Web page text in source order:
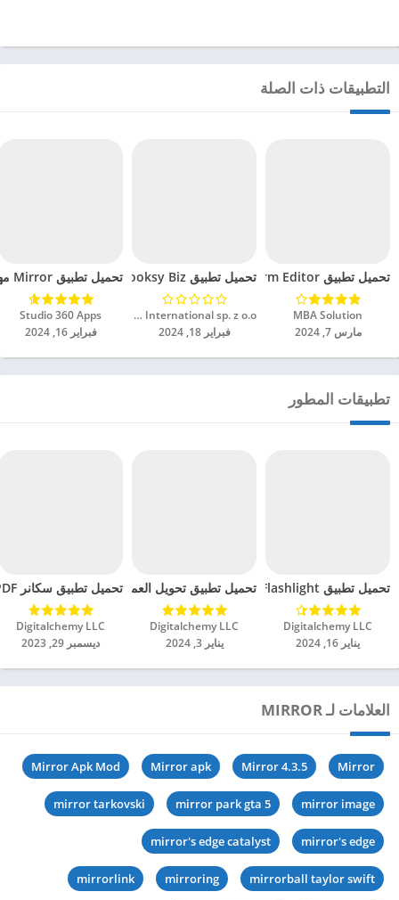
التطبيقات ذات الصلة
تحميل تطبيق Police Uniform Editor مهكر للاندرويد 2024
MBA Solution‏
مارس 7, 2024
تحميل تطبيق Booksy Biz مهكر للاندرويد 2024
Booksy International sp. z o.o.‏
فبراير 18, 2024
تحميل تطبيق Mirror مهكر للاندرويد 2024
Studio 360 Apps‏
فبراير 16, 2024
تطبيقات المطور
تحميل تطبيق Magnifier Plus with Flashlight مهكر للاندرويد 2024
Digitalchemy LLC‏
يناير 16, 2024
تحميل تطبيق تحويل العملات Plus مهكر للاندرويد 2024
Digitalchemy LLC‏
يناير 3, 2024
تحميل تطبيق سكانر PDF مهكر للاندرويد 2024
Digitalchemy LLC‏
ديسمبر 29, 2023
العلامات لـ MIRROR
Mirror
Mirror 4.3.5
Mirror apk
Mirror Apk Mod
mirror image
mirror park gta 5
mirror tarkovski
mirror's edge
mirror's edge catalyst
mirrorball taylor swift
mirroring
mirrorlink